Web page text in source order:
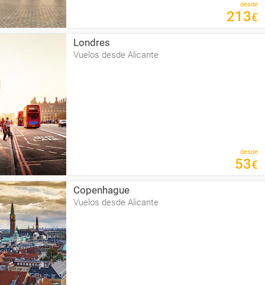
desde
213€
Londres
Vuelos desde Alicante
desde
53€
Copenhague
Vuelos desde Alicante